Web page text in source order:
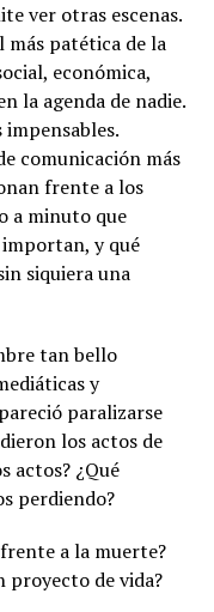
ver otras escenas.
más patética de la
económica,
la agenda de nadie.
comunicación más
frente a los
a minuto que
y qué
siquiera una
tan bello
y
paralizarse
los actos de
actos? ¿Qué
perdiendo?
a la muerte?
proyecto de vida?